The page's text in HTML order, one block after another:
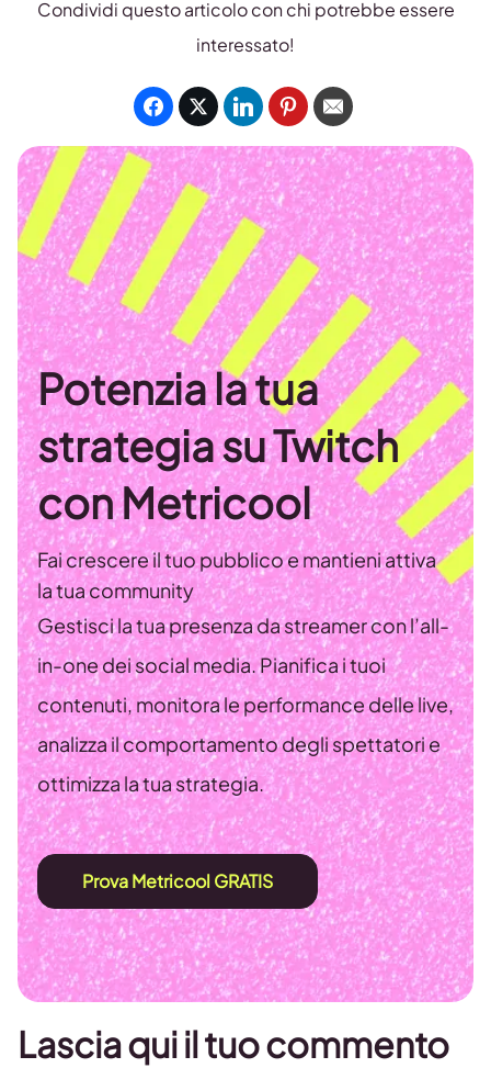
Condividi questo articolo con chi potrebbe essere
interessato!
Potenzia la tua
strategia su Twitch
con Metricool
Fai crescere il tuo pubblico e mantieni attiva
la tua community
Gestisci la tua presenza da streamer con l’all-
in-one dei social media. Pianifica i tuoi
contenuti, monitora le performance delle live,
analizza il comportamento degli spettatori e
ottimizza la tua strategia.
Prova Metricool GRATIS
Lascia qui il tuo commento